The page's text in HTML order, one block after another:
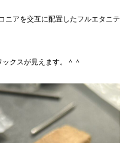
ニアを交互に配置したフルエタニテ
クスが見えます。＾＾